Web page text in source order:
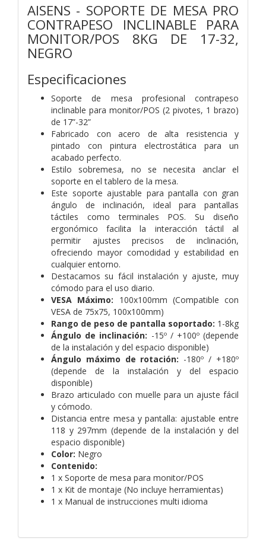
AISENS - SOPORTE DE MESA PRO
CONTRAPESO INCLINABLE PARA
MONITOR/POS 8KG DE 17-32,
NEGRO
Especificaciones
Soporte de mesa profesional contrapeso
inclinable para monitor/POS (2 pivotes, 1 brazo)
de 17”-32”
Fabricado con acero de alta resistencia y
pintado con pintura electrostática para un
acabado perfecto.
Estilo sobremesa, no se necesita anclar el
soporte en el tablero de la mesa.
Este soporte ajustable para pantalla con gran
ángulo de inclinación, ideal para pantallas
táctiles como terminales POS. Su diseño
ergonómico facilita la interacción táctil al
permitir ajustes precisos de inclinación,
ofreciendo mayor comodidad y estabilidad en
cualquier entorno.
Destacamos su fácil instalación y ajuste, muy
cómodo para el uso diario.
VESA Máximo: 100x100mm (Compatible con
VESA de 75x75, 100x100mm)
Rango de peso de pantalla soportado: 1-8kg
Ángulo de inclinación: -15º / +100º (depende
de la instalación y del espacio disponible)
Ángulo máximo de rotación: -180º / +180º
(depende de la instalación y del espacio
disponible)
Brazo articulado con muelle para un ajuste fácil
y cómodo.
Distancia entre mesa y pantalla: ajustable entre
118 y 297mm (depende de la instalación y del
espacio disponible)
Color: Negro
Contenido:
1 x Soporte de mesa para monitor/POS
1 x Kit de montaje (No incluye herramientas)
1 x Manual de instrucciones multi idioma